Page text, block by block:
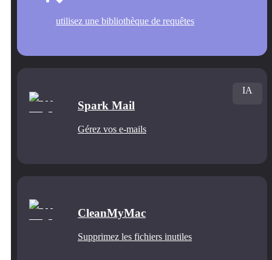
utilisez une bibliothèque de requêtes
Spark Mail
Gérez vos e-mails
IA
CleanMyMac
Supprimez les fichiers inutiles